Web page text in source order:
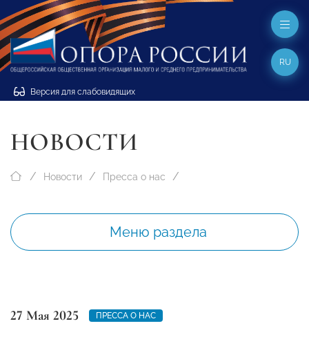
Версия для слабовидящих
RU
НОВОСТИ
Новости Пресса о нас
Меню раздела
27 Мая 2025 ПРЕССА О НАС